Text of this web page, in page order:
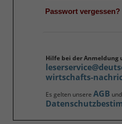
Passwort vergessen?
Hilfe bei der Anmeldung
wirtschafts-
Es gelten unsere AGB und